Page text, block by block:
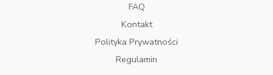
FAQ
Kontakt
Polityka Prywatności
Regulamin